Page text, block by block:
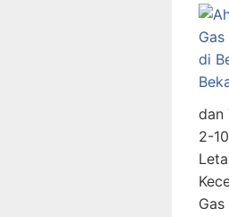
dan
2-